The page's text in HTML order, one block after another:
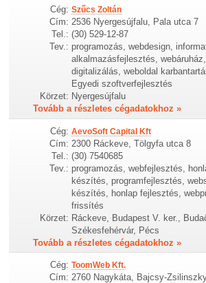
Cég: Szűcs Zoltán
Cím: 2536 Nyergesújfalu, Pala utca 7
Tel.: (30) 529-12-87
Tev.: programozás, webdesign,
alkalmazásfejlesztés,
digitalizálás, weboldal
Egyedi szoftverfejlesztés
Körzet: Nyergesújfalu
Tovább a részletes cégadatokhoz »
Cég: AevoSoft Capital Kft
Cím: 2300 Ráckeve, Tölgyfa utca 8
Tel.: (30) 7540685
Tev.: programozás, webfejlesztés,
készítés, programfejlesztés,
készítés, honlap fejlesztés,
frissítés
Körzet: Ráckeve, Budapest V. ker.,
Székesfehérvár, Pécs
Tovább a részletes cégadatokhoz »
Cég: ToomWeb Kft.
Cím: 2760 Nagykáta, Bajcsy-